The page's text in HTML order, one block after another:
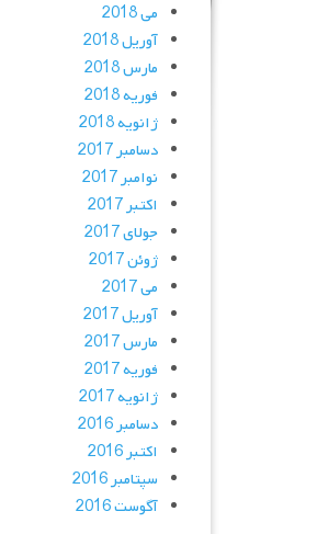
می 2018
آوریل 2018
مارس 2018
فوریه 2018
ژانویه 2018
دسامبر 2017
نوامبر 2017
اکتبر 2017
جولای 2017
ژوئن 2017
می 2017
آوریل 2017
مارس 2017
فوریه 2017
ژانویه 2017
دسامبر 2016
اکتبر 2016
سپتامبر 2016
آگوست 2016